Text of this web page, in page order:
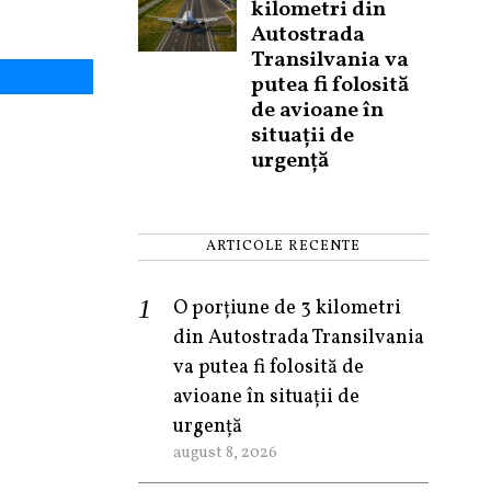
kilometri din
Autostrada
Transilvania va
putea fi folosită
de avioane în
situații de
urgență
ARTICOLE RECENTE
O porțiune de 3 kilometri
din Autostrada Transilvania
va putea fi folosită de
avioane în situații de
urgență
august 8, 2026